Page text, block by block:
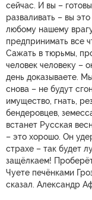
сейчас. И вы –
разваливать – вы
любому нашему
предпринимать все
Сажать в тюрьмы,
человек человеку –
день доказываете.
снова – не будут
имущество, гнать,
бендеровцев,
встанет Русская
– это хорошо. Он
страхе – так будет
защёлкаем!
Чуете печёнками
сказал. Александр